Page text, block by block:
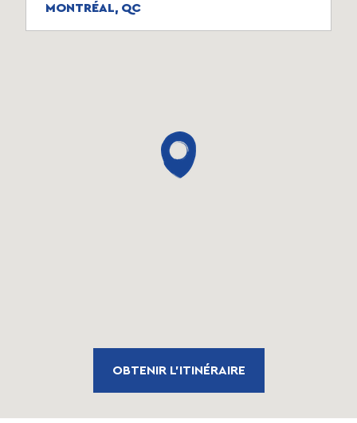
MONTRÉAL, QC
OBTENIR L'ITINÉRAIRE